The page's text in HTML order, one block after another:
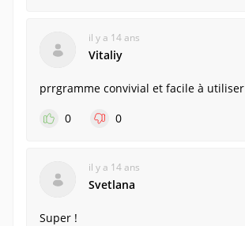
il y a 14 ans
Vitaliy
prrgramme convivial et facile à utiliser
0
0
il y a 14 ans
Svetlana
Super !